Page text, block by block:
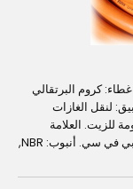
كروم البرتقالي
لنقل الغازات
للزيت. العلامة
التجارية: الأسود والبرتقالي. الطول: 100m. حزم: فيلم بي في سي. أنبوب: NBR,